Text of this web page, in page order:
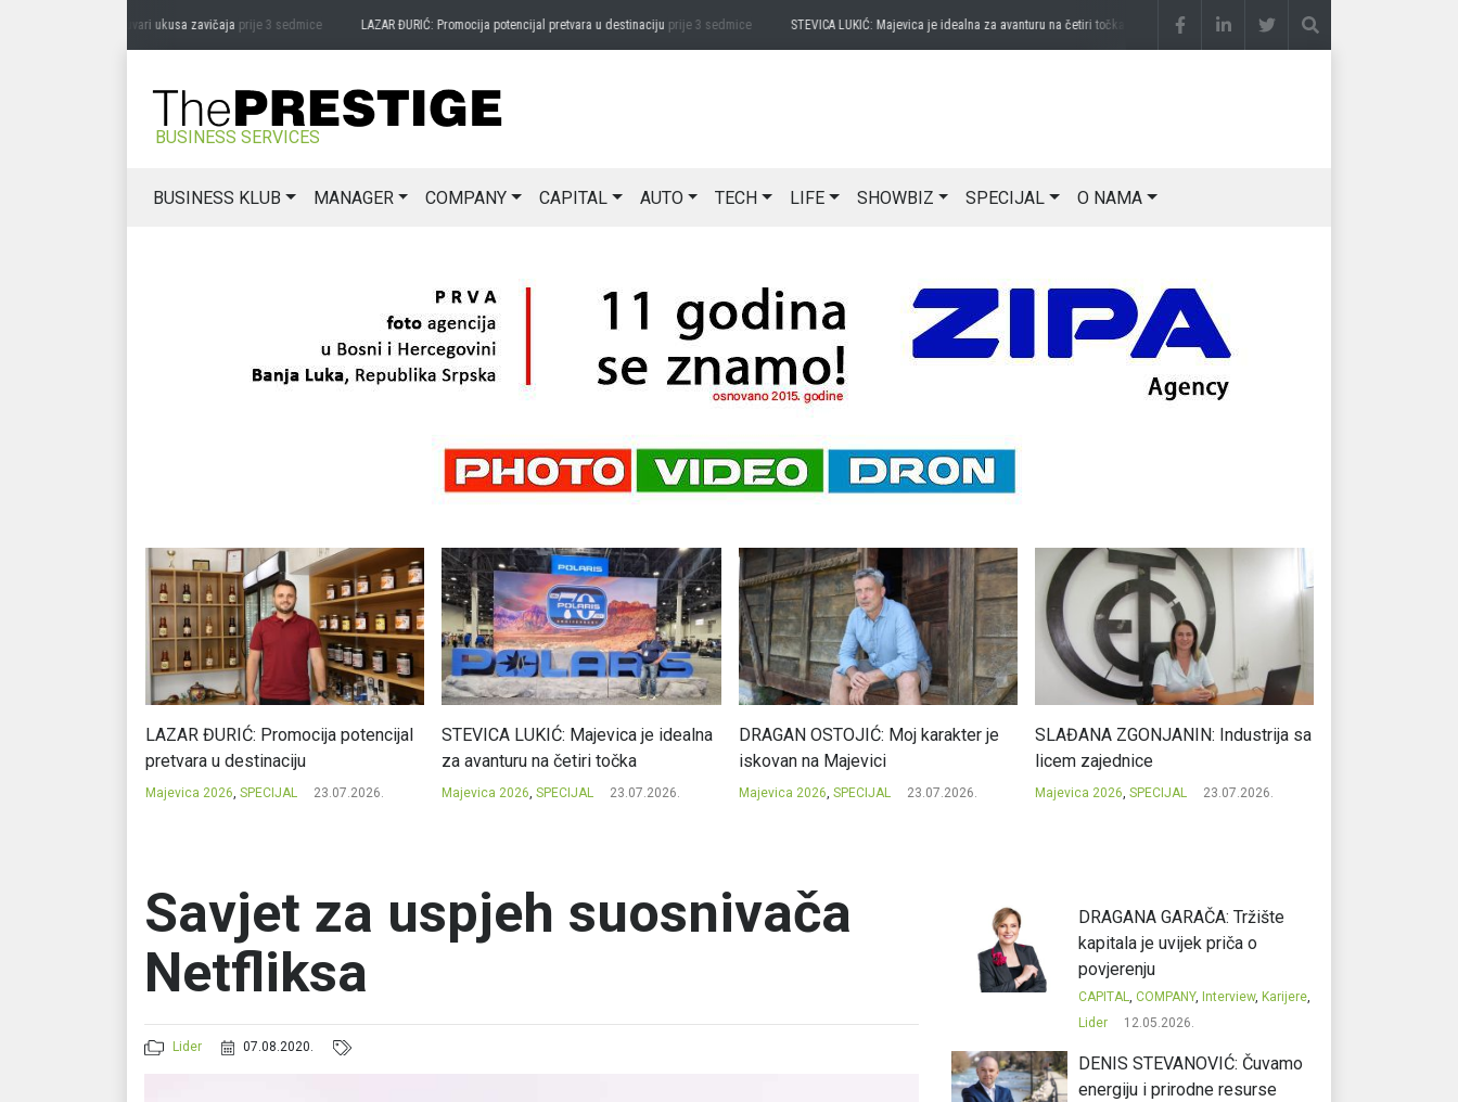
MIĆANOVIĆ: Čuvari ukusa zavičajaprije 3 sedmice LAZAR ĐURIĆ: Promocija potencijal pretvara u destinacijuprije 3 sedmice STEVICA LUKIĆ: Majevica je idealna za avanturu na četiri točkaprije 3 sedmice DRAGAN OSTOJIĆ: Moj karakter je
BUSINESS SERVICES
BUSINESS KLUB MANAGER COMPANY CAPITAL AUTO TECH LIFE SHOWBIZ SPECIJAL O NAMA
LAZAR ĐURIĆ: Promocija potencijal
pretvara u destinaciju
Majevica 2026, SPECIJAL 23.07.2026.
STEVICA LUKIĆ: Majevica je idealna
za avanturu na četiri točka
Majevica 2026, SPECIJAL 23.07.2026.
DRAGAN OSTOJIĆ: Moj karakter je
iskovan na Majevici
Majevica 2026, SPECIJAL 23.07.2026.
SLAĐANA ZGONJANIN: Industrija sa
licem zajednice
Majevica 2026, SPECIJAL 23.07.2026.
Savjet za uspjeh suosnivača
Netfliksa
Lider 07.08.2020.
DRAGANA GARAČA: Tržište
kapitala je uvijek priča o
povjerenju
CAPITAL,COMPANY, Interview, Karijere,
Lider
12.05.2026.
DENIS STEVANOVIĆ: Čuvamo
energiju i prirodne resurse